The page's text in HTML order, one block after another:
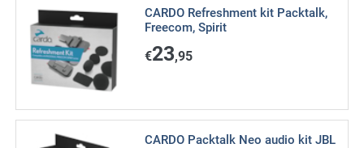
CARDO Refreshment kit Packtalk,
Freecom, Spirit
€23,95
CARDO Packtalk Neo audio kit JBL